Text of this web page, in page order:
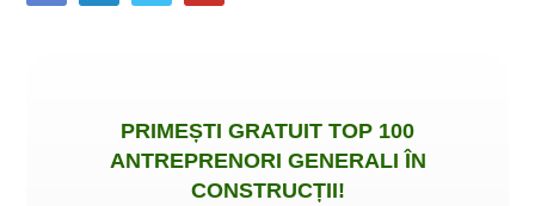
PRIMEȘTI GRATUIT TOP 100
ANTREPRENORI GENERALI ÎN
CONSTRUCȚII!